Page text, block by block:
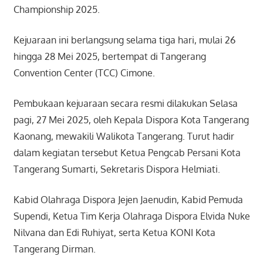
Championship 2025.
Kejuaraan ini berlangsung selama tiga hari, mulai 26
hingga 28 Mei 2025, bertempat di Tangerang
Convention Center (TCC) Cimone.
Pembukaan kejuaraan secara resmi dilakukan Selasa
pagi, 27 Mei 2025, oleh Kepala Dispora Kota Tangerang
Kaonang, mewakili Walikota Tangerang. Turut hadir
dalam kegiatan tersebut Ketua Pengcab Persani Kota
Tangerang Sumarti, Sekretaris Dispora Helmiati.
Kabid Olahraga Dispora Jejen Jaenudin, Kabid Pemuda
Supendi, Ketua Tim Kerja Olahraga Dispora Elvida Nuke
Nilvana dan Edi Ruhiyat, serta Ketua KONI Kota
Tangerang Dirman.